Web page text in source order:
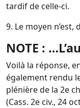
tardif de celle-ci.
9. Le moyen
NOTE :
Voilà la réponse,
également rendu
plénière de la 2e
(Cass. 2e civ., 24